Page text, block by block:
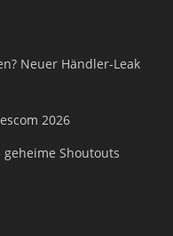
Neuer Händler-Leak
2026
geheime Shoutouts